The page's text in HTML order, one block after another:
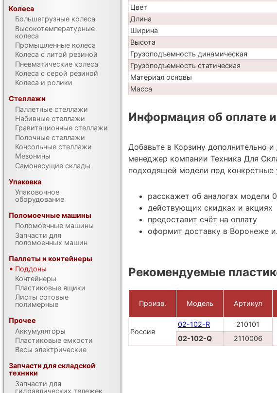
Цвет
Длина
Ширина
Высота
Грузоподъемность динамическая
Грузоподъемность статическая
Материал основы
Масса
Информация об оплате
Добавьте в Корзину дополнительно
менеджер компании Техника Для
подходящей модели под конкретные
расскажет об аналогах модели
действующих скидках и акциях
предоставит счёт на оплату
оформит доставку в Воронеже
Рекомендуемые
Произв. Модель Артикул
Россия
02-102-R
210101
02-102-Q
2110006
Колеса
Большегрузные колеса
Высокотемпературные
колеса
Промышленные колеса
Колеса с литой резиной
Пневматические колеса
Колеса с серой резиной
Колеса и ролики
Стеллажи
Паллетные стеллажи
Набивные стеллажи
Гравитационные стеллажи
Полочные стеллажи
Консольные стеллажи
Мезонины
Самонесущие склады
Упаковка
Упаковочное
оборудование
Поломоечные машины
Поломоечные машины
Запчасти для
поломоечных машин
Паллеты и контейнеры
Поддоны
Контейнеры
Пластиковые ящики
Листы сотовые
полимерные
Прочее
Аккумуляторы
Пластиковые емкости
Весы электрические
Запчасти для складской
техники
Запчасти для
гидравлических тележек